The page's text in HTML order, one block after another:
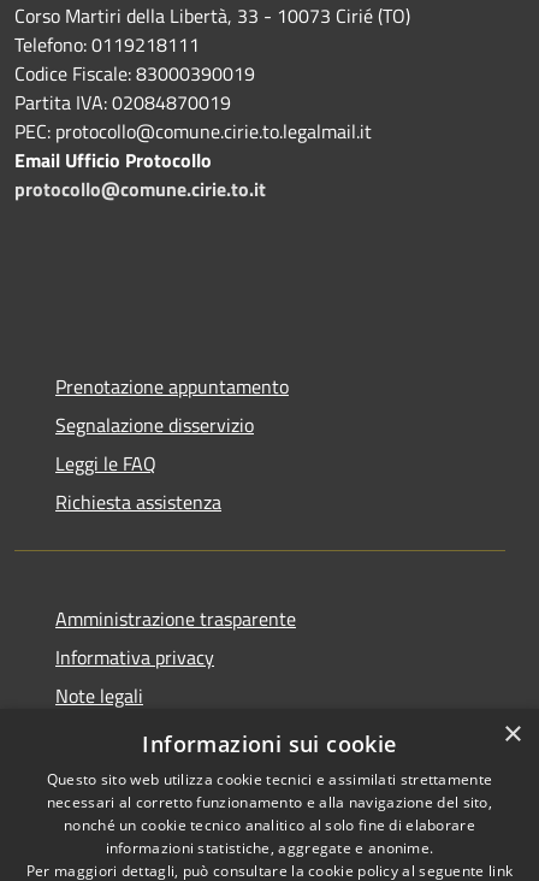
Corso Martiri della Libertà, 33 - 10073 Cirié (TO)
Telefono: 0119218111
Codice Fiscale: 83000390019
Partita IVA: 02084870019
PEC: protocollo@comune.cirie.to.legalmail.it
Email Ufficio Protocollo
protocollo@comune.cirie.to.it
Prenotazione appuntamento
Segnalazione disservizio
Leggi le FAQ
Richiesta assistenza
Amministrazione trasparente
Informativa privacy
Note legali
Dichiarazione di accessibilità
Copyright © 2026 • Città di
×
Informazioni sui cookie
Questo sito web utilizza cookie tecnici e assimilati strettamente
necessari al corretto funzionamento e alla navigazione del sito,
nonché un cookie tecnico analitico al solo fine di elaborare
informazioni statistiche, aggregate e anonime.
Per maggiori dettagli, può consultare la cookie policy al seguente link